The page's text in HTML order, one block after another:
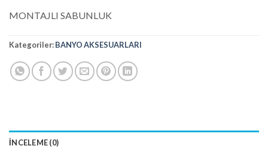
MONTAJLI SABUNLUK
Kategoriler:BANYO AKSESUARLARI
İNCELEME (0)